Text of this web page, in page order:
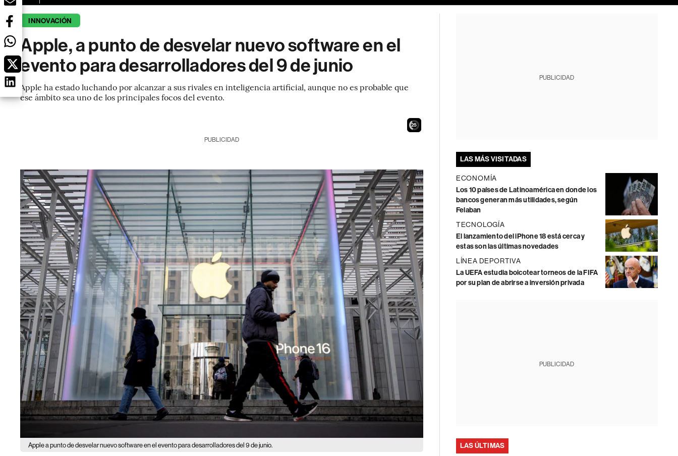
INNOVACIÓN
Apple, a punto de desvelar nuevo software en el
evento para desarrolladores del 9 de junio
Apple ha estado luchando por alcanzar a sus rivales en inteligencia artificial, aunque no es probable que
ese ámbito sea uno de los principales focos del evento.
23
PUBLICIDAD
Apple a punto de desvelar nuevo software en el evento para desarrolladores del 9 de junio.
PUBLICIDAD
LAS MÁS VISITADAS
ECONOMÍA
Los 10 países de Latinoamérica en donde los
bancos generan más utilidades, según
Felaban
TECNOLOGÍA
El lanzamiento del iPhone 18 está cerca y
estas son las últimas novedades
LÍNEA DEPORTIVA
La UEFA estudia boicotear torneos de la FIFA
por su plan de abrirse a inversión privada
PUBLICIDAD
LAS ÚLTIMAS